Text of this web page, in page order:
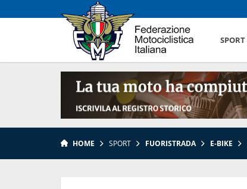
SPORT
HOME SPORT FUORISTRADA E-BIKE